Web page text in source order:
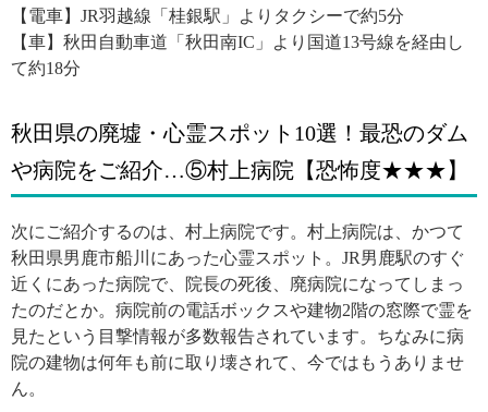
【電車】JR羽越線「桂銀駅」よりタクシーで約5分
【車】秋田自動車道「秋田南IC」より国道13号線を経由し
て約18分
秋田県の廃墟・心霊スポット10選！最恐のダム
や病院をご紹介…⑤村上病院【恐怖度★★★】
次にご紹介するのは、村上病院です。村上病院は、かつて
秋田県男鹿市船川にあった心霊スポット。JR男鹿駅のすぐ
近くにあった病院で、院長の死後、廃病院になってしまっ
たのだとか。病院前の電話ボックスや建物2階の窓際で霊を
見たという目撃情報が多数報告されています。ちなみに病
院の建物は何年も前に取り壊されて、今ではもうありませ
ん。